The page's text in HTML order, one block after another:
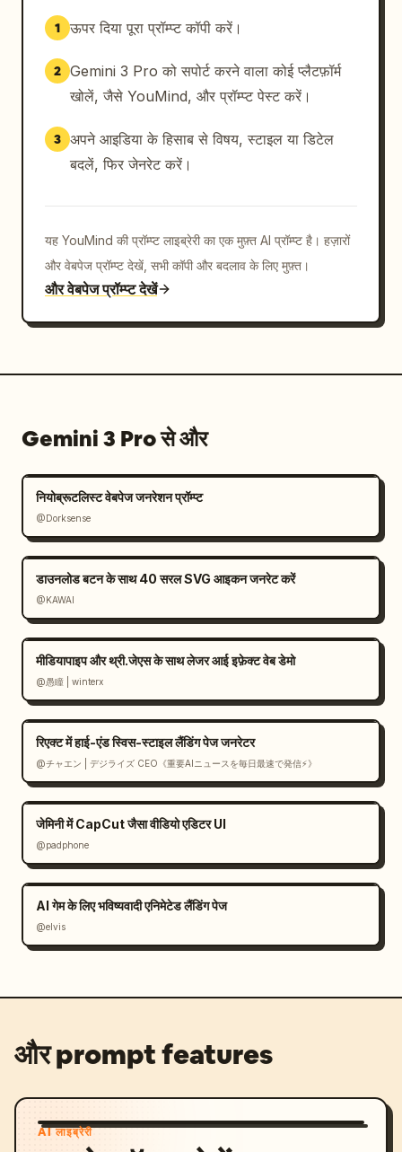
1 ऊपर दिया पूरा प्रॉम्प्ट कॉपी करें।
2 Gemini 3 Pro को सपोर्ट करने वाला कोई प्लैटफ़ॉर्म
खोलें, जैसे YouMind, और प्रॉम्प्ट पेस्ट करें।
3 अपने आइडिया के हिसाब से विषय, स्टाइल या डिटेल
बदलें, फिर जेनरेट करें।
यह YouMind की प्रॉम्प्ट लाइब्रेरी का एक मुफ़्त AI प्रॉम्प्ट है। हज़ारों
और वेबपेज प्रॉम्प्ट देखें, सभी कॉपी और बदलाव के लिए मुफ़्त।
और वेबपेज प्रॉम्प्ट देखें
Gemini 3 Pro से और
नियोब्रूटलिस्ट वेबपेज जनरेशन प्रॉम्प्ट
@Dorksense
डाउनलोड बटन के साथ 40 सरल SVG आइकन जनरेट करें
@KAWAI
मीडियापाइप और थ्री.जेएस के साथ लेजर आई इफ़ेक्ट वेब डेमो
@愚瞳 | winterx
रिएक्ट में हाई-एंड स्विस-स्टाइल लैंडिंग पेज जनरेटर
@チャエン | デジライズ CEO《重要AIニュースを毎日最速で発信⚡️》
जेमिनी में CapCut जैसा वीडियो एडिटर UI
@padphone
AI गेम के लिए भविष्यवादी एनिमेटेड लैंडिंग पेज
@elvis
और prompt features
AI लाइब्रेरी